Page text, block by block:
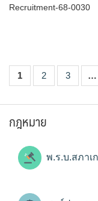
Recruitment-68-0030
1 2 3 …
กฎหมาย
พ.ร.บ.สภาเ